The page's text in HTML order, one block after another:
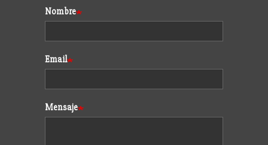
Formulario
Nombre
Email
Mensaje